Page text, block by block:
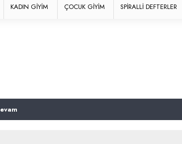
KADIN GIYIM ÇOCUK GIYIM SPIRALLI DEFTERLER